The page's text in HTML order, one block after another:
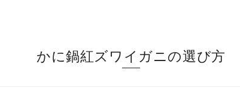
かに鍋紅ズワイガニの選び方